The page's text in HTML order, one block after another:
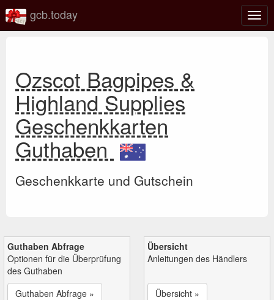
gcb.today
Ozscot Bagpipes &
Highland Supplies
Geschenkkarten
Guthaben
Geschenkkarte und Gutschein
Guthaben Abfrage
Optionen für die Überprüfung
des Guthaben
Guthaben Abfrage »
Übersicht
Anleitungen des Händlers
Übersicht »